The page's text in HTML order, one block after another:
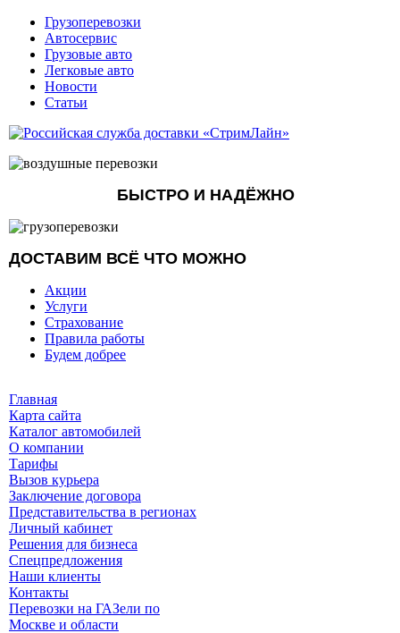
Грузоперевозки
Автосервис
Грузовые авто
Легковые авто
Новости
Статьи
БЫСТРО И НАДЁЖНО
ДОСТАВИМ ВСЁ ЧТО МОЖНО
Акции
Услуги
Страхование
Правила работы
Будем добрее
Главная
Карта сайта
Каталог автомобилей
О компании
Тарифы
Вызов курьера
Заключение договора
Представительства в регионах
Личный кабинет
Решения для бизнеса
Спецпредложения
Наши клиенты
Контакты
Перевозки на ГАЗели по
Москве и области